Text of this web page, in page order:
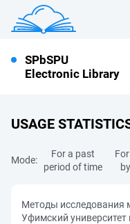
SPbSPU
Electronic Library
USAGE
Mode:
For a past
period of time
Методы исследования
Уфимский университет